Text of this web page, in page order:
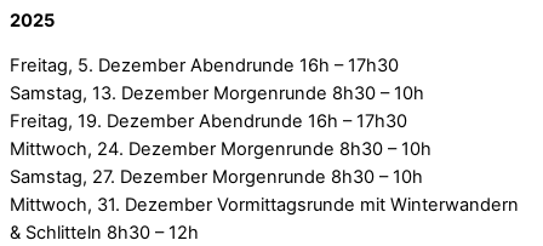
2025
Freitag, 5. Dezember Abendrunde 16h – 17h30
Samstag, 13. Dezember Morgenrunde 8h30 – 10h
Freitag, 19. Dezember Abendrunde 16h – 17h30
Mittwoch, 24. Dezember Morgenrunde 8h30 – 10h
Samstag, 27. Dezember Morgenrunde 8h30 – 10h
Mittwoch, 31. Dezember Vormittagsrunde mit Winterwandern
& Schlitteln 8h30 – 12h